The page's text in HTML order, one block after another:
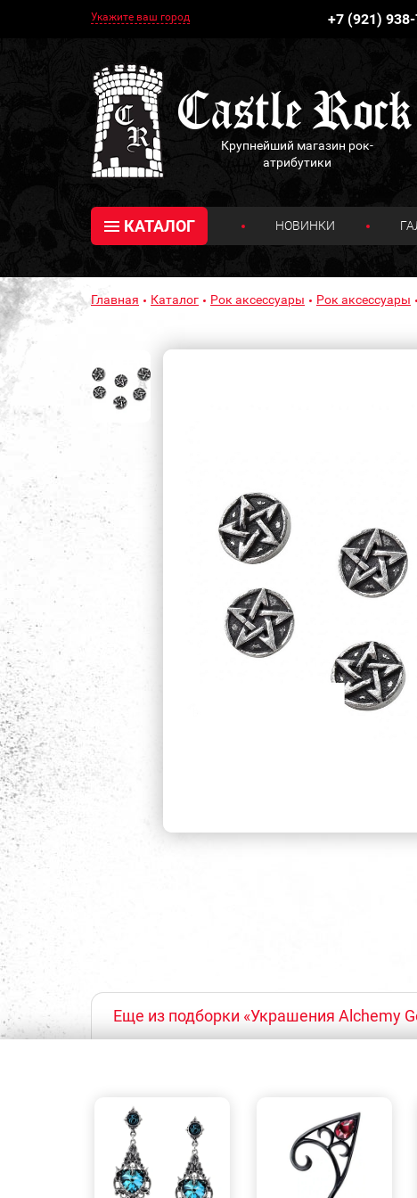
Укажите ваш город +7 (921)
Крупнейший магазин рок-
атрибутики
КАТАЛОГ НОВИНКИ
Главная Каталог Рок аксессуары Рок аксессуары
Еще из подборки «Украшения Alchemy